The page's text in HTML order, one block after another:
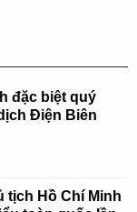
đặc biệt quý
Điện Biên
tịch Hồ Chí Minh